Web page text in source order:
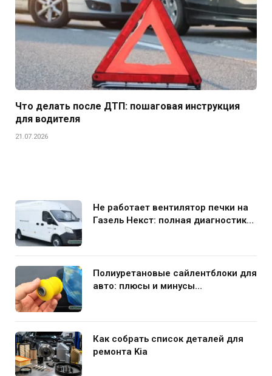
Что делать после ДТП: пошаговая инструкция
для водителя
21.07.2026
Не работает вентилятор печки на
Газель Некст: полная диагностика
Полиуретановые сайлентблоки для
авто: плюсы и минусы
Как собрать список деталей для
ремонта Kia